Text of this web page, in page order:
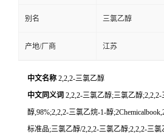
别名 三氯乙醇
产地/厂商 江苏
中文名称 2,2,2-三氯乙醇
中文同义词 2,2,2-三氯乙醇;三氯乙醇
醇,98%;2,2,2-三氯乙烷-1-醇
标准品;三氯乙醇/2,2,2-三氯乙醇;2,2,2-三